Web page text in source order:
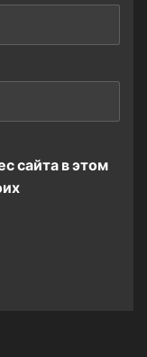
сайта в этом